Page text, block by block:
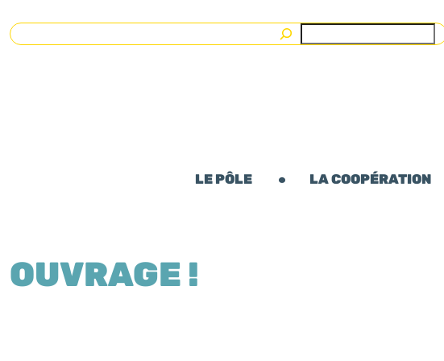
Rechercher
LE PÔLE LA COOPÉRATION
OUVRAGE !